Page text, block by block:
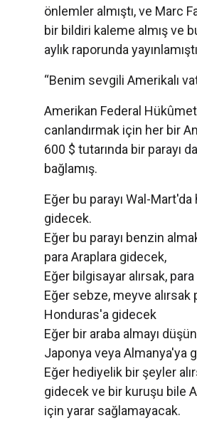
önlemler almıştı, ve Marc
bir bildiri kaleme almış ve
aylık raporunda
“Benim sevgili Amerikalı
Amerikan Federal
canlandırmak için her bir
600 $ tutarında bir parayı
bağlamış.
Eğer bu parayı Wal-
gidecek.
Eğer bu parayı benzin
para Araplara gidecek,
Eğer bilgisayar alırsak,
Eğer sebze, meyve alırsak
Honduras'a gidecek
Eğer bir araba almayı
Japonya veya Almanya'ya
Eğer hediyelik bir şeyler
gidecek ve bir kuruşu bile
için yarar sağlamayacak.